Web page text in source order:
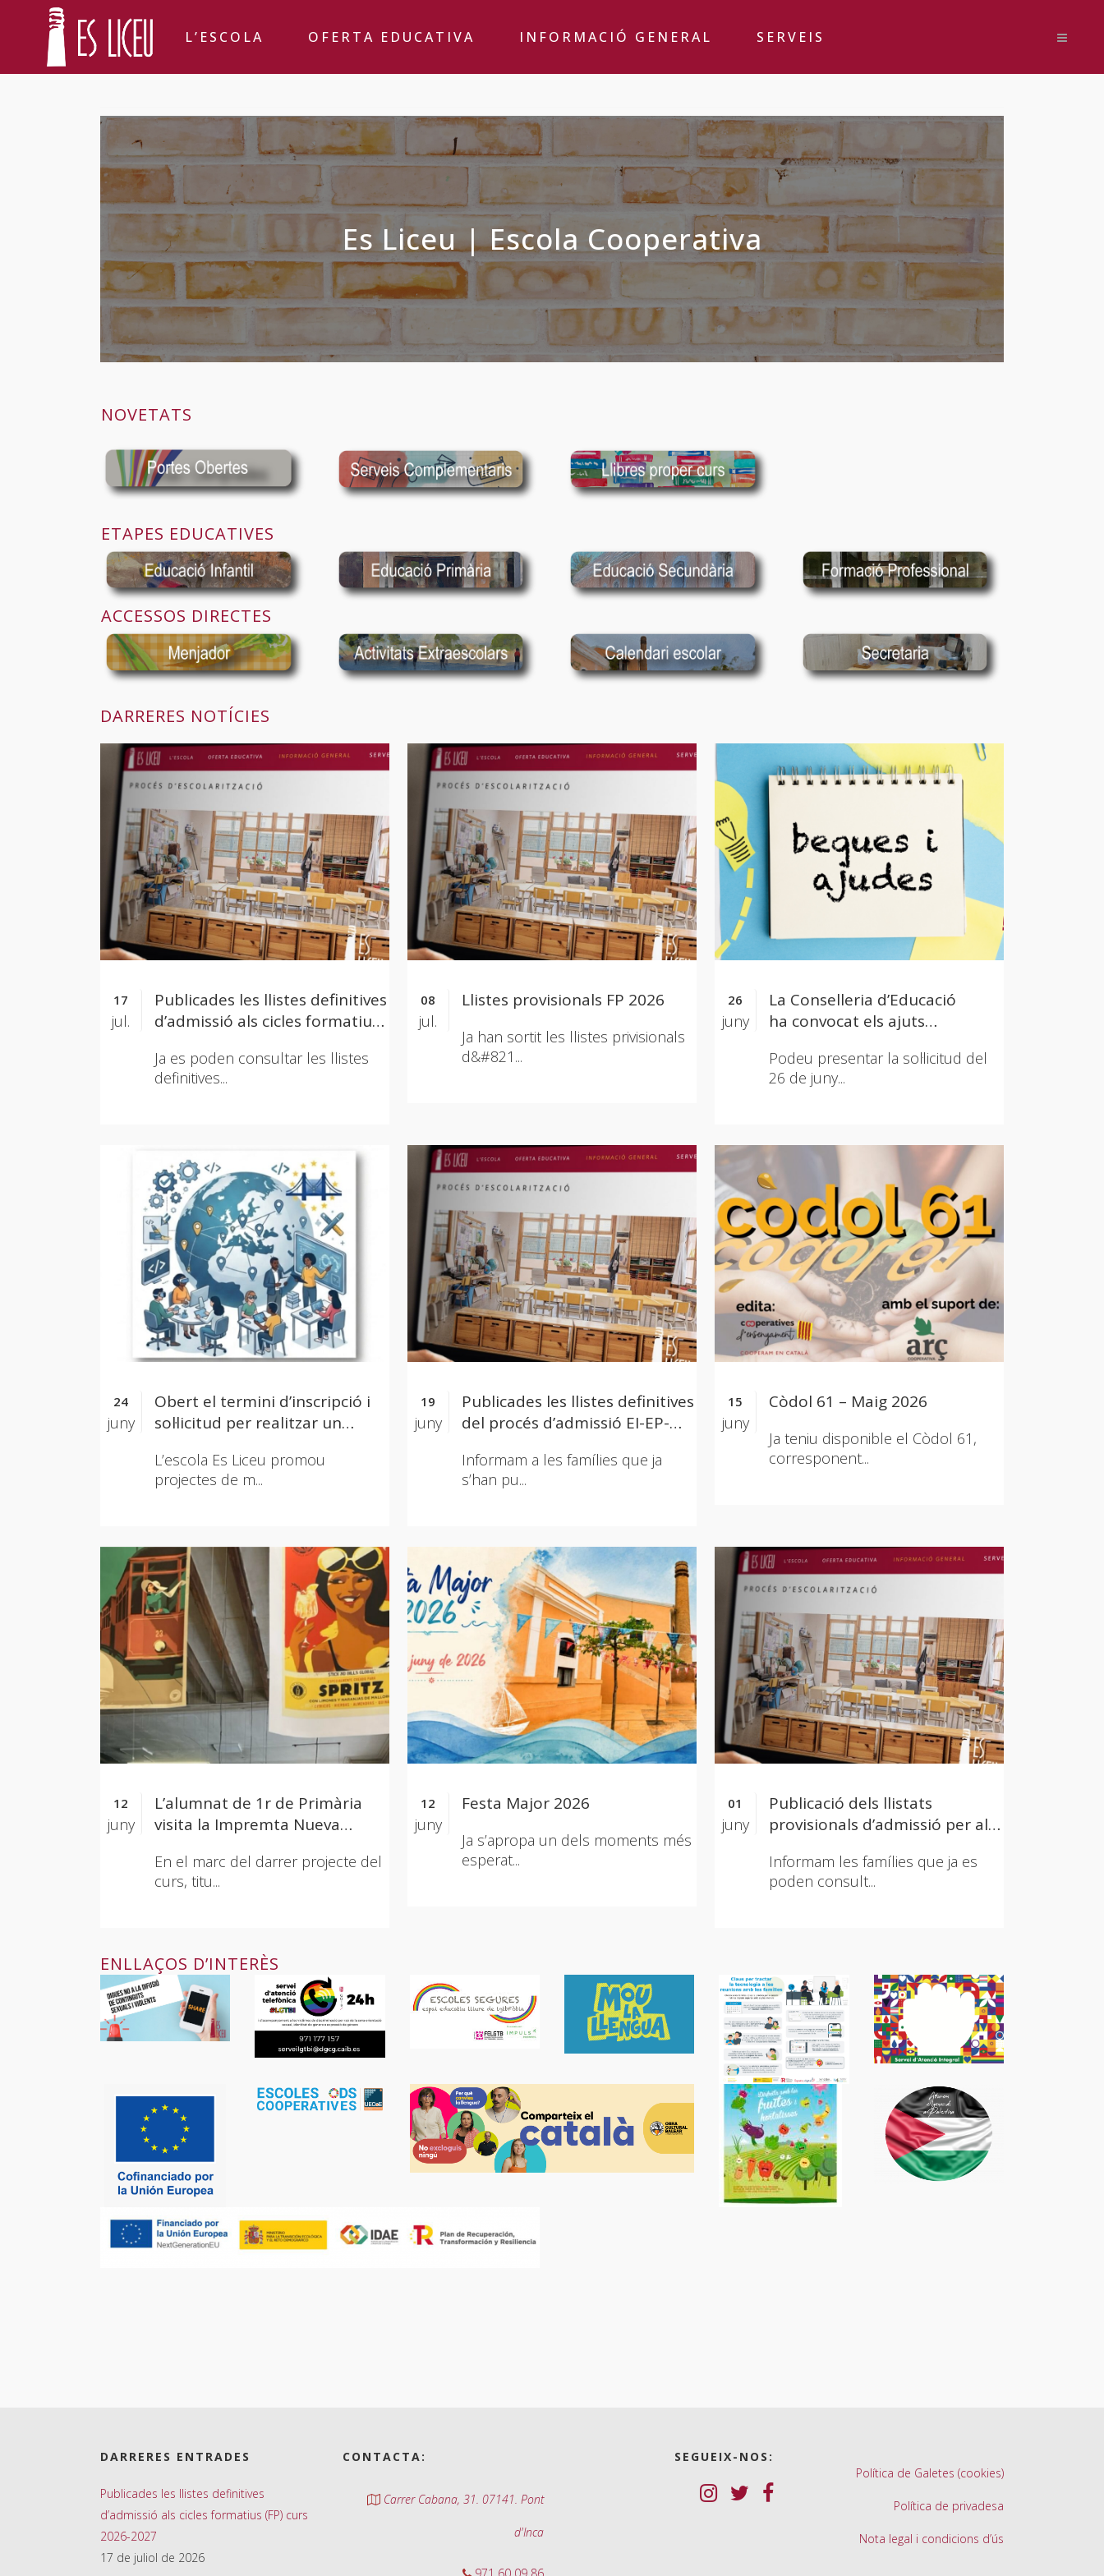
L’ESCOLA OFERTA EDUCATIVA INFORMACIÓ GENERAL SERVEIS
Es Liceu | Escola Cooperativa
NOVETATS
ETAPES EDUCATIVES
ACCESSOS DIRECTES
DARRERES NOTÍCIES
17
jul.
Publicades les llistes definitives
d’admissió als cicles formatius
Ja es poden consultar les llistes
definitives...
08
jul.
Llistes provisionals FP 2026
Ja han sortit les llistes privisionals
d&#821...
26
juny
La Conselleria d’Educació
ha convocat els ajuts
de menjador per al curs 2026-
2027
Podeu presentar la sol·licitud del
26 de juny...
24
juny
Obert el termini d’inscripció i
sol·licitud per realitzar un
L’escola Es Liceu promou
projectes de m...
19
juny
Publicades les llistes definitives
del procés d’admissió EI-EP-
Informam a les famílies que ja
s’han pu...
15
juny
Còdol 61 – Maig 2026
Ja teniu disponible el Còdol 61,
corresponent...
12
juny
L’alumnat de 1r de Primària
visita la Impremta Nueva
En el marc del darrer projecte del
curs, titu...
12
juny
Festa Major 2026
Ja s’apropa un dels moments més
esperat...
01
juny
Publicació dels llistats
provisionals d’admissió per al
Informam les famílies que ja es
poden consult...
ENLLAÇOS D’INTERÈS
DARRERES ENTRADES
Publicades les llistes definitives
d’admissió als cicles formatius (FP) curs
2026-2027
17 de juliol de 2026
CONTACTA:
Carrer Cabana, 31. 07141. Pont
d'Inca
SEGUEIX-NOS:
Política de Galetes (cookies)
Política de privadesa
Nota legal i condicions d’ús